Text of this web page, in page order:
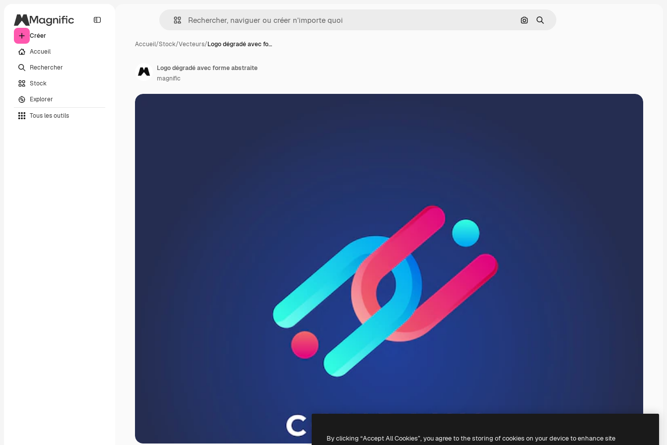
Créer
Accueil
Rechercher
Stock
Explorer
Tous les outils
Rechercher par image
Rechercher
Accueil/Stock/Vecteurs/Logo dégradé avec fo…
Logo dégradé avec forme abstraite
magnific
By clicking “Accept All Cookies”, you agree to the storing of cookies on your device to enhance site